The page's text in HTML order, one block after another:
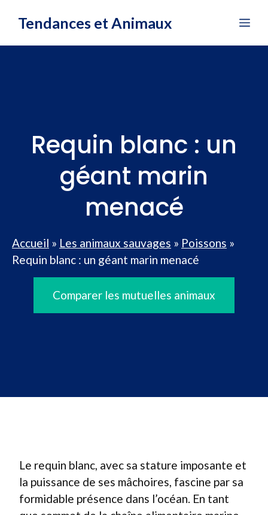
Tendances et Animaux
Requin blanc : un
géant marin
menacé
Accueil » Les animaux sauvages » Poissons »
Requin blanc : un géant marin menacé
Comparer les mutuelles animaux
Le requin blanc, avec sa stature imposante et
la puissance de ses mâchoires, fascine par sa
formidable présence dans l’océan. En tant